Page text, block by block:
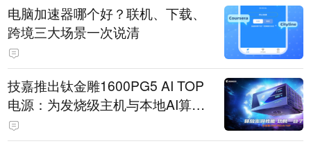
电脑加速器哪个好？联机、下载、
跨境三大场景一次说清
技嘉推出钛金雕1600PG5 AI TOP
电源：为发烧级主机与本地AI算力
打造旗舰供电方案